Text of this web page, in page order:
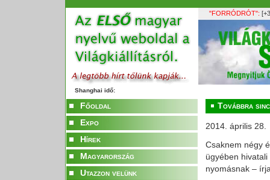
"FORRÓDRÓT":
Shanghai idő:
Főoldal
Expo
Hírek
Magyarország
Utazzon velünk
Továbbra
2014. április 28.
Csaknem négy
ügyében
nyomásnak –